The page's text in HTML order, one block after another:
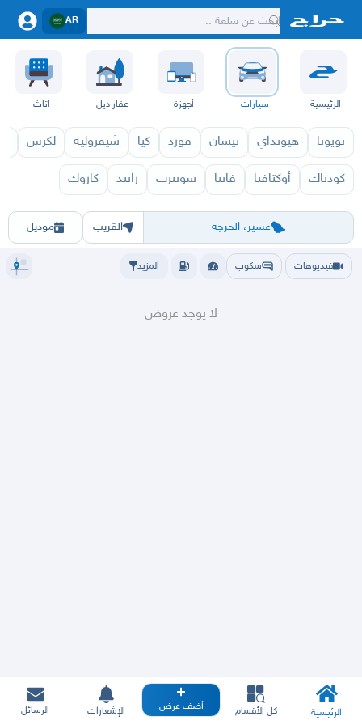
AR
الرئيسية سيارات أجهزة عقار ديل اثاث
تويوتا هيونداي نيسان فورد كيا شيفروليه لكزس
كودياك أوكتافيا فابيا سوبيرب رابيد كاروك
عسير، الحرجة
الرياض جدهمكه ينبع تبوك القصيمحائل أبها الباحة
القريب موديل
سكودا 2027 سكودا
فيديوهات سكوب المزيد
لا يوجد عروض
الرئيسية كل الأقسام أضف عرض الإشعارات الرسائل